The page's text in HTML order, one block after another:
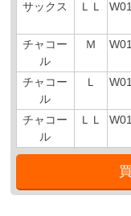
サックス
ＬＬ
チャコー
ル
Ｍ
チャコー
ル
Ｌ
チャコー
ル
ＬＬ